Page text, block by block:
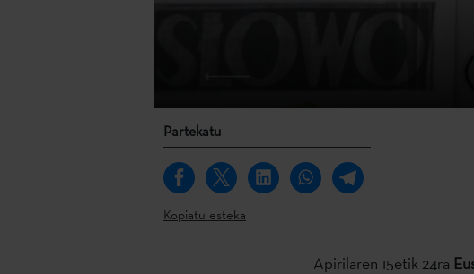
Partekatu
Kopiatu esteka
Apirilaren 15etik 24ra